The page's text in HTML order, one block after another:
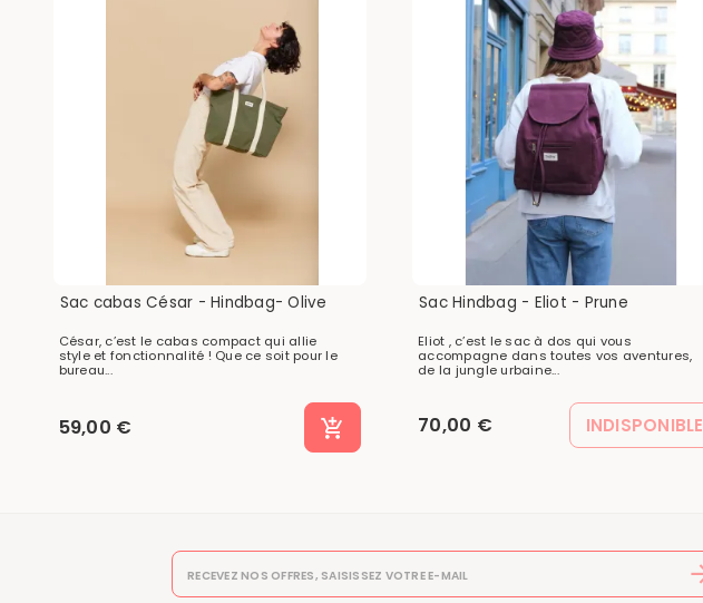
Sac cabas César - Hindbag- Olive
César, c’est le cabas compact qui allie
style et fonctionnalité ! Que ce soit pour le
bureau...
59,00 €
Sac Hindbag - Eliot - Prune
Eliot , c’est le sac à dos qui vous
accompagne dans toutes vos aventures,
de la jungle urbaine...
70,00 € INDISPONIBLE